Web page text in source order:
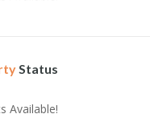
Status
Available!